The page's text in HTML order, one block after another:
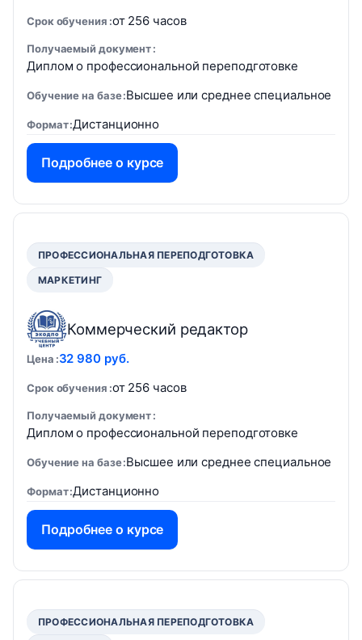
Срок обучения от 256 часов
Получаемый документ
Диплом о профессиональной переподготовке
Обучение на базе Высшее или среднее специальное
Формат Дистанционно
Подробнее о курсе
ПРОФЕССИОНАЛЬНАЯ ПЕРЕПОДГОТОВКА
МАРКЕТИНГ
Коммерческий редактор
Цена 32 980 руб.
Срок обучения от 256 часов
Получаемый документ
Диплом о профессиональной переподготовке
Обучение на базе Высшее или среднее специальное
Формат Дистанционно
Подробнее о курсе
ПРОФЕССИОНАЛЬНАЯ ПЕРЕПОДГОТОВКА